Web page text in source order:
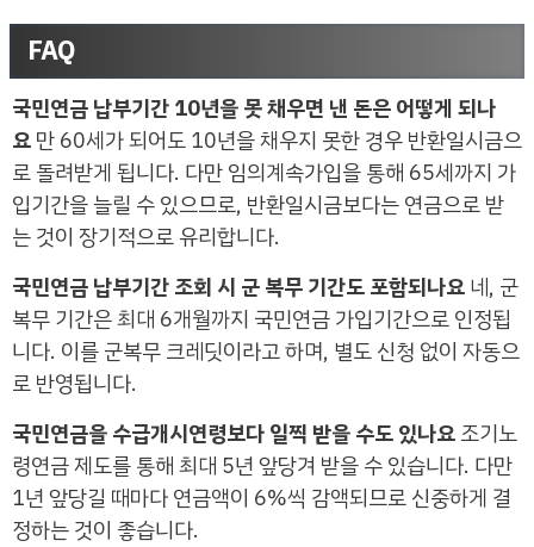
FAQ
국민연금 납부기간 10년을 못 채우면 낸 돈은 어떻게 되나
요만 60세가 되어도 10년을 채우지 못한 경우 반환일시금으
로 돌려받게 됩니다. 다만 임의계속가입을 통해 65세까지 가
입기간을 늘릴 수 있으므로, 반환일시금보다는 연금으로 받
는 것이 장기적으로 유리합니다.
국민연금 납부기간 조회 시 군 복무 기간도 포함되나요네, 군
복무 기간은 최대 6개월까지 국민연금 가입기간으로 인정됩
니다. 이를 군복무 크레딧이라고 하며, 별도 신청 없이 자동으
로 반영됩니다.
국민연금을 수급개시연령보다 일찍 받을 수도 있나요조기노
령연금 제도를 통해 최대 5년 앞당겨 받을 수 있습니다. 다만
1년 앞당길 때마다 연금액이 6%씩 감액되므로 신중하게 결
정하는 것이 좋습니다.